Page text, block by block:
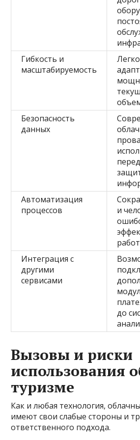
Гибкость и
масштабируемость
Безопасность
данных
Автоматизация
процессов
и
Интеграция с
другими
сервисами
до
Вызовы и риски
использования
туризме
Как и любая технология,
имеют свои слабые стороны и
ответственного подхода.